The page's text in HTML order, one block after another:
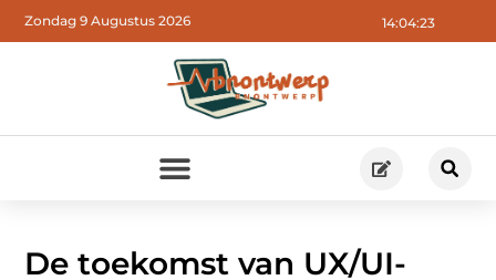
14:04:25
Zondag 9 Augustus 2026
De toekomst van UX/UI-